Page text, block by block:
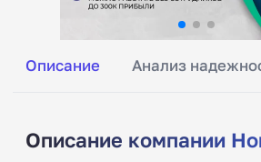
Описание Анализ
Описание компании